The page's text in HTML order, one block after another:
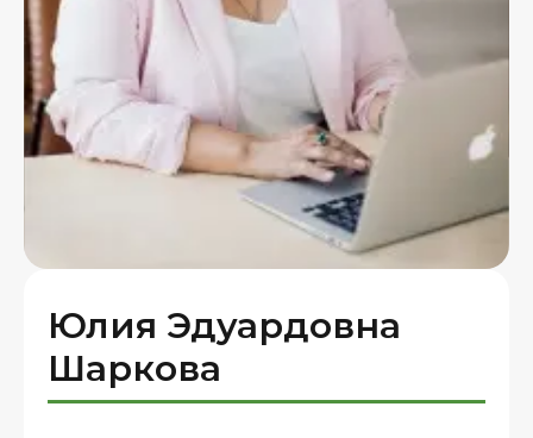
Юлия Эдуардовна
Шаркова